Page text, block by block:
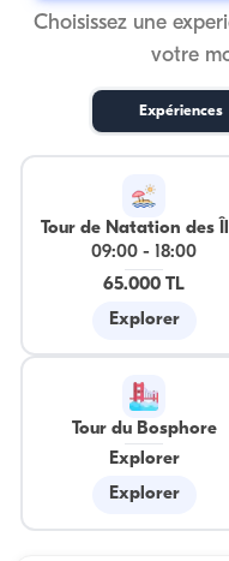
Choisissez une
votre
Expériences
Tour de Natation des
09:00 -
18:00
65.000 TL
Explorer
Tour du Bosphore
Explorer
Explorer